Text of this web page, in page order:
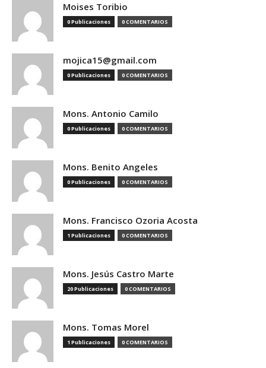
Moises Toribio
0 Publicaciones 0 COMENTARIOS
mojica15@gmail.com
0 Publicaciones 0 COMENTARIOS
Mons. Antonio Camilo
0 Publicaciones 0 COMENTARIOS
Mons. Benito Angeles
0 Publicaciones 0 COMENTARIOS
Mons. Francisco Ozoria Acosta
1 Publicaciones 0 COMENTARIOS
Mons. Jesús Castro Marte
20 Publicaciones 0 COMENTARIOS
Mons. Tomas Morel
1 Publicaciones 0 COMENTARIOS